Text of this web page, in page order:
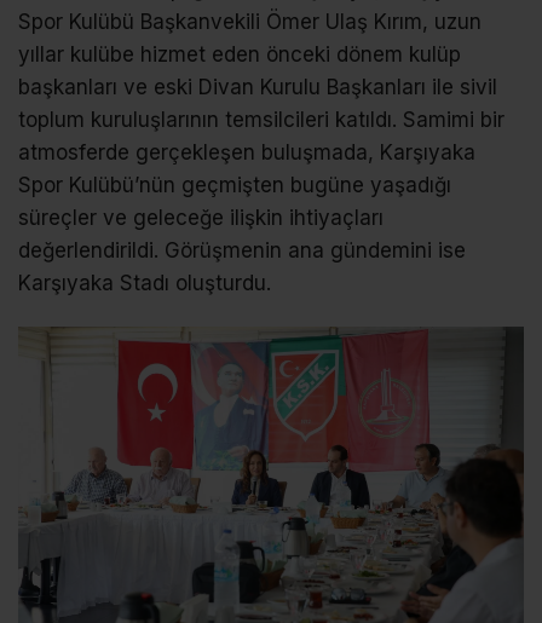
Spor Kulübü Başkanvekili Ömer Ulaş Kırım, uzun
yıllar kulübe hizmet eden önceki dönem kulüp
başkanları ve eski Divan Kurulu Başkanları ile sivil
toplum kuruluşlarının temsilcileri katıldı. Samimi bir
atmosferde gerçekleşen buluşmada, Karşıyaka
Spor Kulübü’nün geçmişten bugüne yaşadığı
süreçler ve geleceğe ilişkin ihtiyaçları
değerlendirildi. Görüşmenin ana gündemini ise
Karşıyaka Stadı oluşturdu.